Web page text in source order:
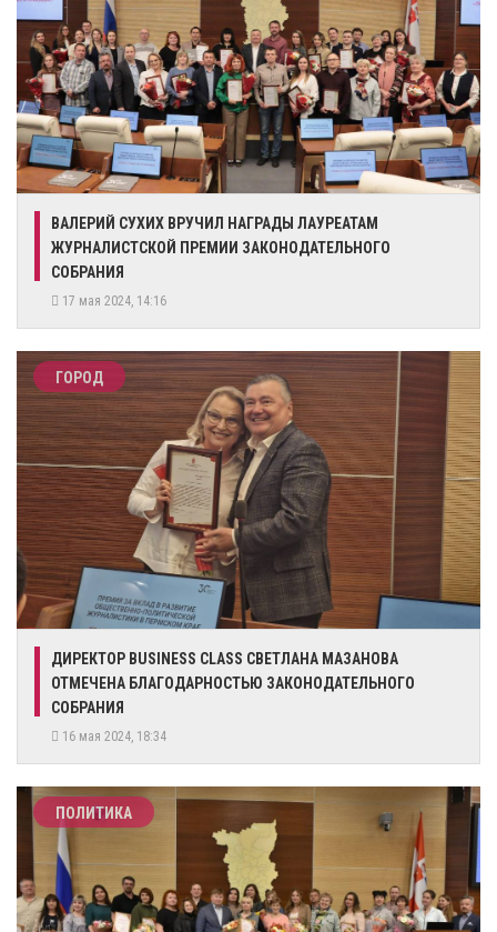
ВАЛЕРИЙ СУХИХ ВРУЧИЛ НАГРАДЫ ЛАУРЕАТАМ
ЖУРНАЛИСТСКОЙ ПРЕМИИ ЗАКОНОДАТЕЛЬНОГО
СОБРАНИЯ
17 мая 2024, 14:16
ГОРОД
ДИРЕКТОР BUSINESS CLASS СВЕТЛАНА МАЗАНОВА
ОТМЕЧЕНА БЛАГОДАРНОСТЬЮ ЗАКОНОДАТЕЛЬНОГО
СОБРАНИЯ
16 мая 2024, 18:34
ПОЛИТИКА